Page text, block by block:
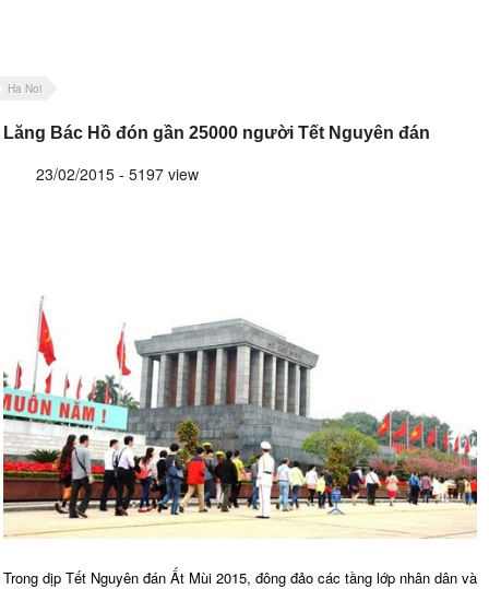
Ha Noi
Lăng Bác Hồ đón gần 25000 người Tết Nguyên đán
23/02/2015 - 5197 view
Trong dịp Tết Nguyên đán Ất Mùi 2015, đông đảo các tầng lớp nhân dân và